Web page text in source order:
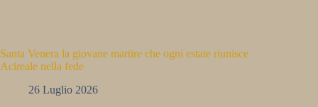
Santa Venera la giovane martire che ogni estate riunisce
Acireale nella fede
26 Luglio 2026